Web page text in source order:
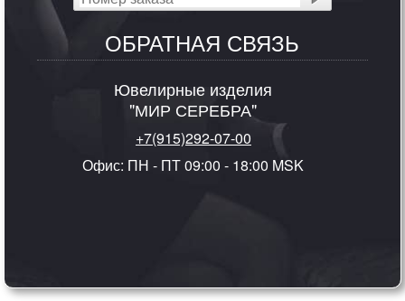
ОБРАТНАЯ СВЯЗЬ
Ювелирные изделия
"МИР СЕРЕБРА"
+7(915)292-07-00
Офис: ПН - ПТ 09:00 - 18:00 MSK